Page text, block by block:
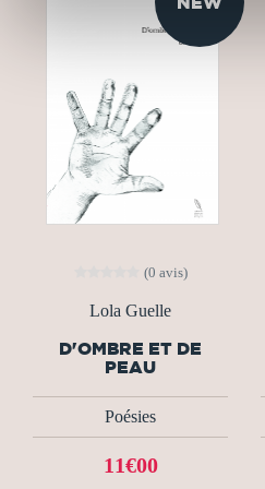
(0 avis)
Lola Guelle
D'OMBRE ET DE
PEAU
Poésies
11€00